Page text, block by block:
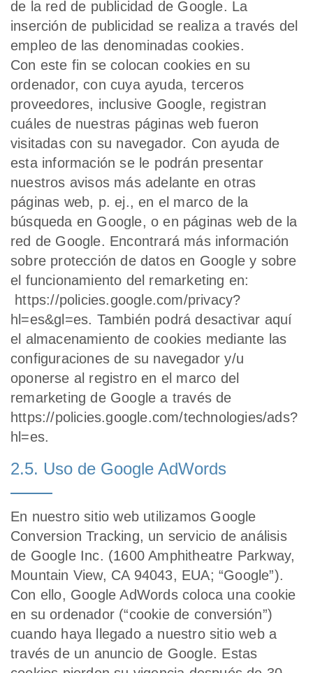
de la red de publicidad de Google. La
inserción de publicidad se realiza a través del
empleo de las denominadas cookies.
Con este fin se colocan cookies en su
ordenador, con cuya ayuda, terceros
proveedores, inclusive Google, registran
cuáles de nuestras páginas web fueron
visitadas con su navegador. Con ayuda de
esta información se le podrán presentar
nuestros avisos más adelante en otras
páginas web, p. ej., en el marco de la
búsqueda en Google, o en páginas web de la
red de Google. Encontrará más información
sobre protección de datos en Google y sobre
el funcionamiento del remarketing en:
https://policies.google.com/privacy?
hl=es&gl=es. También podrá desactivar aquí
el almacenamiento de cookies mediante las
configuraciones de su navegador y/u
oponerse al registro en el marco del
remarketing de Google a través de
https://policies.google.com/technologies/ads?
hl=es.
2.5. Uso de Google AdWords
En nuestro sitio web utilizamos Google
Conversion Tracking, un servicio de análisis
de Google Inc. (1600 Amphitheatre Parkway,
Mountain View, CA 94043, EUA; “Google”).
Con ello, Google AdWords coloca una cookie
en su ordenador (“cookie de conversión”)
cuando haya llegado a nuestro sitio web a
través de un anuncio de Google. Estas